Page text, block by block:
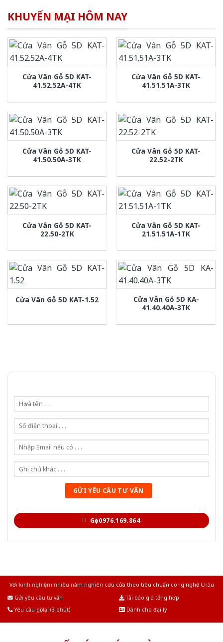
KHUYẾN MẠI HÔM NAY
Cửa Vân Gỗ 5D KAT-
41.52.52A-4TK
Cửa Vân Gỗ 5D KAT-
41.51.51A-3TK
Cửa Vân Gỗ 5D KAT-
41.50.50A-3TK
Cửa Vân Gỗ 5D KAT-
22.52-2TK
Cửa Vân Gỗ 5D KAT-
22.50-2TK
Cửa Vân Gỗ 5D KAT-
21.51.51A-1TK
Cửa Vân Gỗ 5D KAT-1.52
Cửa Vân Gỗ 5D KA-
41.40.40A-3TK
Gọi 0976.169.864
Với kinh nghiệm nhiêu năm nghiên cứu cửa theo tiêu chuẩn công nghệ Châu
Gửi yêu cầu tư vấn
Tải báo giá tổng hợp
Yêu cầu gọi lại (3 phút)
Dành cho đại lý